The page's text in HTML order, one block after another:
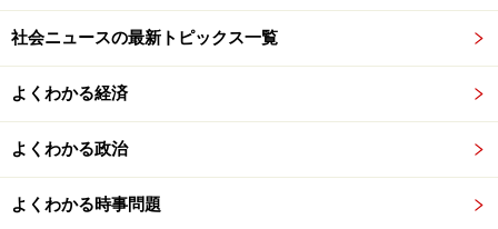
eez（排他的経済水域）が設けられた背景・
第2次世界大戦まで、国際政治というのはもっぱら欧米
諸国の政治のことでした。したがって、北海やバルト
界＝領海の境界には関心があっても、それ以外の海域利
社会ニュースの最新トピックス一覧
よくわかる経済
よくわかる政治
よくわかる時事問題